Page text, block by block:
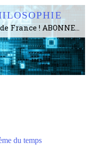
Le plus gros site de philosophie de France ! ABONNEZ-VOUS ! 4115 Articles, 1634 abonné·e·s, depuis 2006 . . . . . . . . 2 852 214 pages vues jusqu'à présent. Prestance et être apte à un plus grand nombre de choses.
du temps